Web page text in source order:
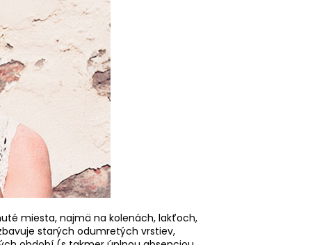
miesta, najmä na kolenách, lakťoch,
starých odumretých vrstiev,